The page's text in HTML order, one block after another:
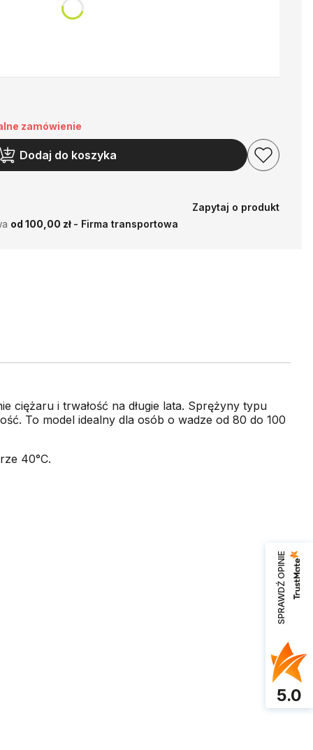
zamówienie
Dodaj do koszyka
Zapytaj o produkt
od 100,00 zł - Firma transportowa
ciężaru i trwałość na długie lata. Sprężyny typu
To model idealny dla osób o wadze od 80 do 100
40°C.
SPRAWDŹ OPINIE
5.0